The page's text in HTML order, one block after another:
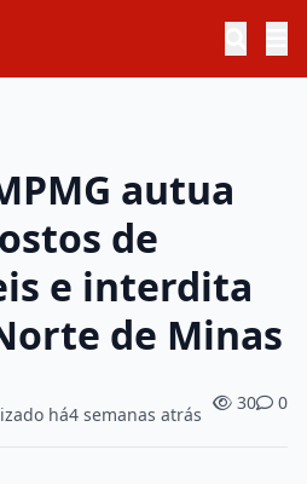
autua
de
e interdita
de Minas
há4 semanas atrás
30 0